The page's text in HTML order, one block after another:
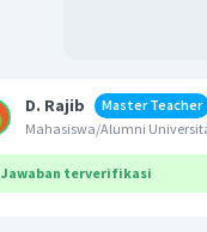
D. Rajib
Master Teacher
Mahasiswa/Alumni
Jawaban terverifikasi